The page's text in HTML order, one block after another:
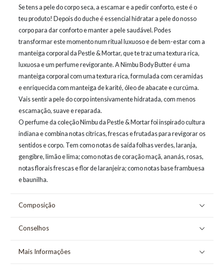
Se tens a pele do corpo seca, a escamar e a pedir conforto, este é o
teu produto! Depois do duche é essencial hidratar a pele do nosso
corpo para dar conforto e manter a pele saudável. Podes
transformar este momento num ritual luxuoso e de bem-estar com a
manteiga corporal da Pestle & Mortar, que te traz uma textura rica,
luxuosa e um perfume revigorante. A Nimbu Body Butter é uma
manteiga corporal com uma textura rica, formulada com ceramidas
e enriquecida com manteiga de karité, óleo de abacate e curcúma.
Vais sentir a pele do corpo intensivamente hidratada, com menos
escamação, suave e reparada.
O perfume da coleção Nimbu da Pestle & Mortar foi inspirado cultura
indiana e combina notas cítricas, frescas e frutadas para revigorar os
sentidos e corpo. Tem como notas de saída folhas verdes, laranja,
gengibre, limão e lima; como notas de coração maçã, ananás, rosas,
notas florais frescas e flor de laranjeira; como notas base frambuesa
e baunilha.
Composição
Conselhos
Mais Informações